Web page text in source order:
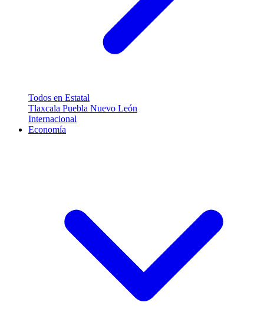
Todos en Estatal
Tlaxcala Puebla Nuevo León
Internacional
Economía